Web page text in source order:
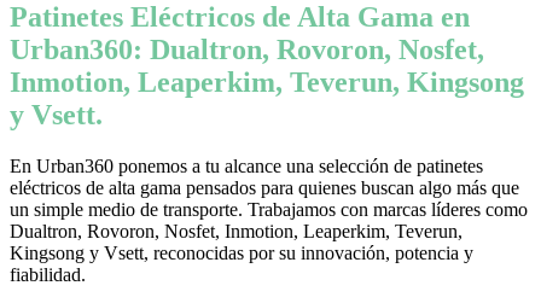
Patinetes Eléctricos de Alta Gama en
Urban360: Dualtron, Rovoron, Nosfet,
Inmotion, Leaperkim, Teverun, Kingsong
y Vsett.
En Urban360 ponemos a tu alcance una selección de patinetes
eléctricos de alta gama pensados para quienes buscan algo más que
un simple medio de transporte. Trabajamos con marcas líderes como
Dualtron, Rovoron, Nosfet, Inmotion, Leaperkim, Teverun,
Kingsong y Vsett, reconocidas por su innovación, potencia y
fiabilidad.